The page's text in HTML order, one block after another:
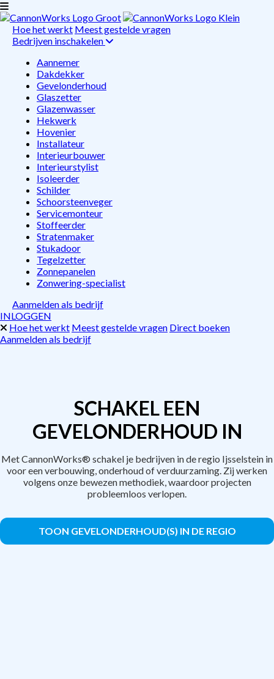
Hoe het werkt Meest gestelde vragen
Bedrijven inschakelen
Aannemer
Dakdekker
Gevelonderhoud
Glaszetter
Glazenwasser
Hekwerk
Hovenier
Installateur
Interieurbouwer
Interieurstylist
Isoleerder
Schilder
Schoorsteenveger
Servicemonteur
Stoffeerder
Stratenmaker
Stukadoor
Tegelzetter
Zonnepanelen
Zonwering-specialist
Aanmelden als bedrijf
INLOGGEN
Hoe het werkt Meest gestelde vragen Direct boeken
Aanmelden als bedrijf
SCHAKEL EEN
GEVELONDERHOUD IN
Met CannonWorks® schakel je bedrijven in de regio Ijsselstein in
voor een verbouwing, onderhoud of verduurzaming. Zij werken
volgens onze bewezen methodiek, waardoor projecten
probleemloos verlopen.
TOON GEVELONDERHOUD(S) IN DE REGIO